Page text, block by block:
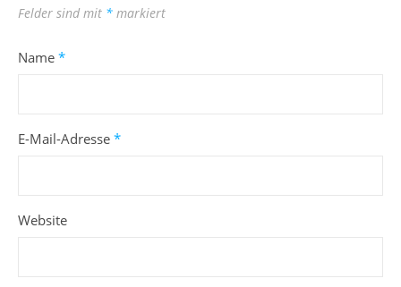
Felder sind mit * markiert
Name *
E-Mail-Adresse *
Website